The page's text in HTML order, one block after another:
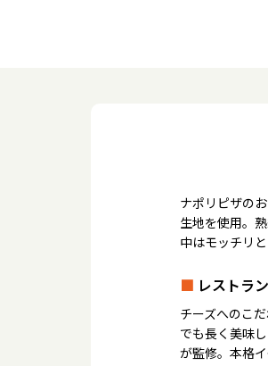
ナポリピザの
生地を使用。
中はモッチリ
■ レストラ
チーズへのこ
でも長く美味
が監修。本格